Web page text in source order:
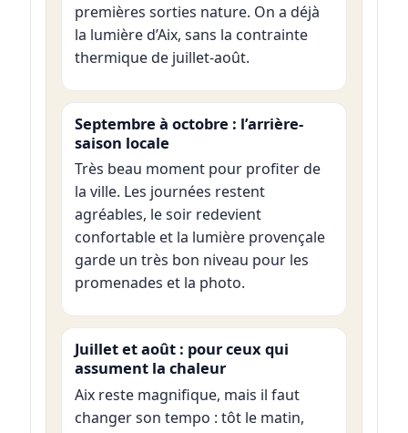
premières sorties nature. On a déjà
la lumière d’Aix, sans la contrainte
thermique de juillet-août.
Septembre à octobre : l’arrière-
saison locale
Très beau moment pour profiter de
la ville. Les journées restent
agréables, le soir redevient
confortable et la lumière provençale
garde un très bon niveau pour les
promenades et la photo.
Juillet et août : pour ceux qui
assument la chaleur
Aix reste magnifique, mais il faut
changer son tempo : tôt le matin,